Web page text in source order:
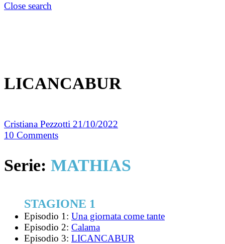
Close search
LICANCABUR
Cristiana Pezzotti 21/10/2022
10 Comments
Serie: MATHIAS
STAGIONE 1
Episodio 1: Una giornata come tante
Episodio 2: Calama
Episodio 3: LICANCABUR